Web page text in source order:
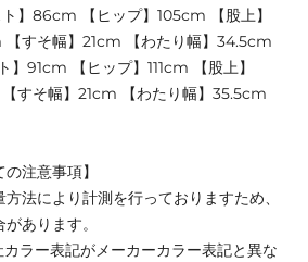
】86cm 【ヒップ】105cm 【股上】
すそ幅】21cm 【わたり幅】34.5cm
】91cm 【ヒップ】111cm 【股上】
すそ幅】21cm 【わたり幅】35.5cm
注意事項】
法により計測を行っておりますため、
あります。
ラー表記がメーカーカラー表記と異な